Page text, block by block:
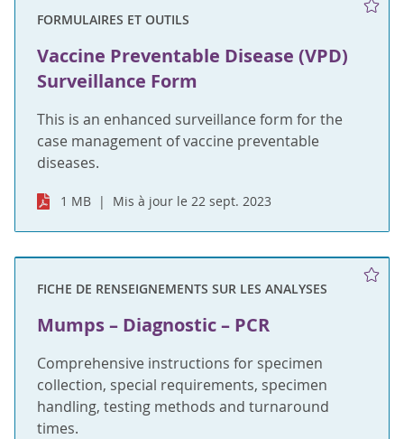
FORMULAIRES ET OUTILS
Vaccine Preventable Disease (VPD)
Surveillance Form
This is an enhanced surveillance form for the
case management of vaccine preventable
diseases.
1 MB Mis à jour le 22 sept. 2023
FICHE DE RENSEIGNEMENTS SUR LES ANALYSES
Mumps – Diagnostic – PCR
Comprehensive instructions for specimen
collection, special requirements, specimen
handling, testing methods and turnaround
times.